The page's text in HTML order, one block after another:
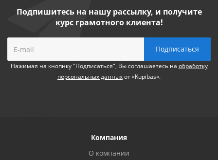
Подпишитесь на нашу рассылку, и получите
курс грамотного клиента!
Нажимая на кнопнку "Подписаться", Вы соглашаетесь на обработку
персональных данныхот «Kupibas».
Компания
О компании